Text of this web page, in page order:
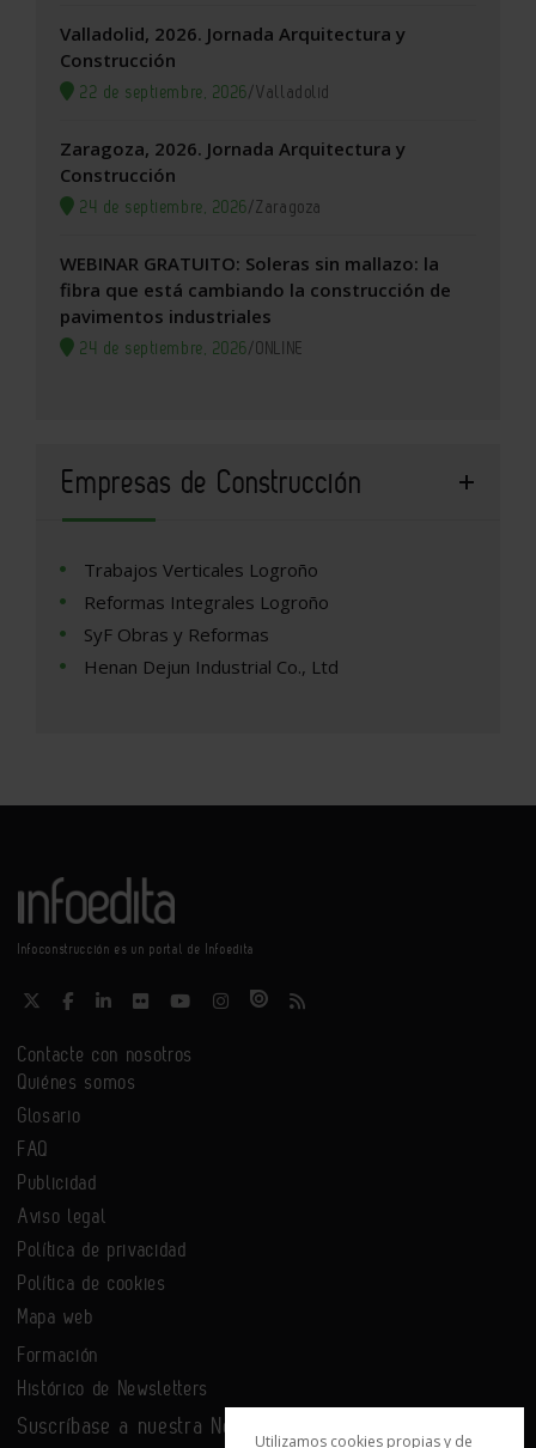
Valladolid, 2026. Jornada Arquitectura y
Construcción
22 de septiembre, 2026/Valladolid
Zaragoza, 2026. Jornada Arquitectura y
Construcción
24 de septiembre, 2026/Zaragoza
WEBINAR GRATUITO: Soleras sin mallazo: la
fibra que está cambiando la construcción de
pavimentos industriales
24 de septiembre, 2026/ONLINE
Empresas de Construcción
Trabajos Verticales Logroño
Reformas Integrales Logroño
SyF Obras y Reformas
Henan Dejun Industrial Co., Ltd
Infoconstrucción es un portal de Infoedita
Contacte con nosotros
Quiénes somos
Glosario
FAQ
Publicidad
Aviso legal
Política de privacidad
Política de cookies
Mapa web
Formación
Histórico de Newsletters
Suscríbase a nuestra Newsletter
Utilizamos cookies propias y de